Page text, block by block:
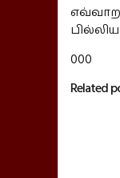
000
Related